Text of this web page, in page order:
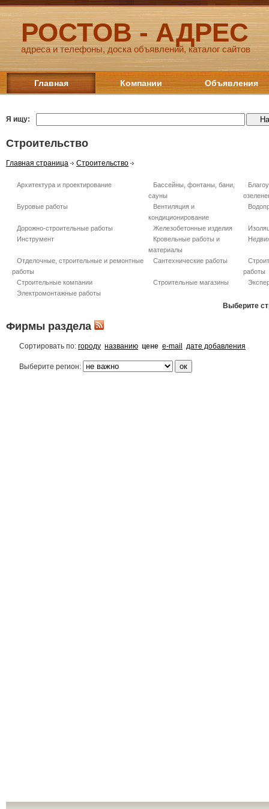
РОСТОВ - АДРЕС
адреса и телефоны, доска объявлений, каталог сайтов
Главная Компании Объявления
Я ищу:
Строительство
Главная страница Строительство
Архитектура и проектирование
Бассейны, фонтаны, бани,
сауны
Буровые работы
Вентиляция и
кондиционирование
Дорожно-строительные работы Железобетонные изделия
Инструмент
Кровельные работы и
материалы
Отделочные, строительные и ремонтные
работы
Сантехнические работы
работы
Строительные компании
Строительные магазины
Электромонтажные работы
Выберите
Фирмы раздела
Сортировать по: городу названию цене e-mail дате добавления
Выберите регион: